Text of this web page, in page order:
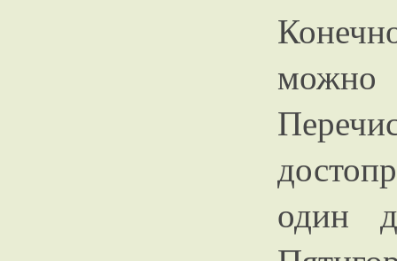
можно
один